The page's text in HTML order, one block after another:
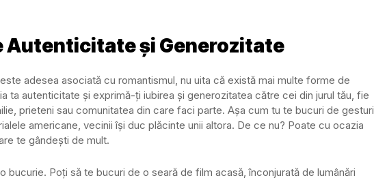
Autenticitate și Generozitate
adesea asociată cu romantismul, nu uita că există mai multe forme de
ta autenticitate și exprimă-ți iubirea și generozitatea către cei din jurul tău, fie
prieteni sau comunitatea din care faci parte. Așa cum tu te bucuri de gesturi
americane, vecinii își duc plăcinte unii altora. De ce nu? Poate cu ocazia
te gândești de mult.
bucurie. Poți să te bucuri de o seară de film acasă, înconjurată de lumânări